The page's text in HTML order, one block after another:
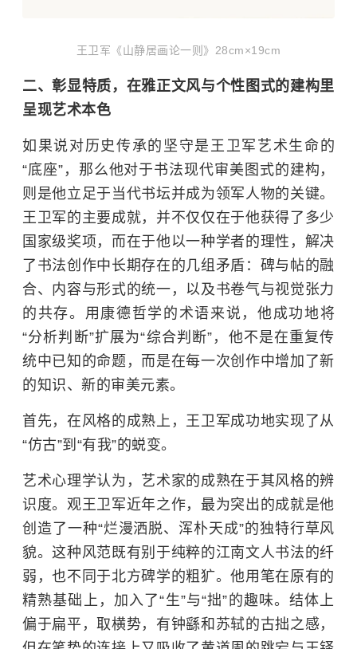
王卫军《山静居画论一则》28cm×19cm
二、彰显特质，在雅正文风与个性图式的建构里
呈现艺术本色
如果说对历史传承的坚守是王卫军艺术生命的
“底座”，那么他对于书法现代审美图式的建构，
则是他立足于当代书坛并成为领军人物的关键。
王卫军的主要成就，并不仅仅在于他获得了多少
国家级奖项，而在于他以一种学者的理性，解决
了书法创作中长期存在的几组矛盾：碑与帖的融
合、内容与形式的统一，以及书卷气与视觉张力
的共存。用康德哲学的术语来说，他成功地将
“分析判断”扩展为“综合判断”，他不是在重复传
统中已知的命题，而是在每一次创作中增加了新
的知识、新的审美元素。
首先，在风格的成熟上，王卫军成功地实现了从
“仿古”到“有我”的蜕变。
艺术心理学认为，艺术家的成熟在于其风格的辨
识度。观王卫军近年之作，最为突出的成就是他
创造了一种“烂漫洒脱、浑朴天成”的独特行草风
貌。这种风范既有别于纯粹的江南文人书法的纤
弱，也不同于北方碑学的粗犷。他用笔在原有的
精熟基础上，加入了“生”与“拙”的趣味。结体上
偏于扁平，取横势，有钟繇和苏轼的古拙之感，